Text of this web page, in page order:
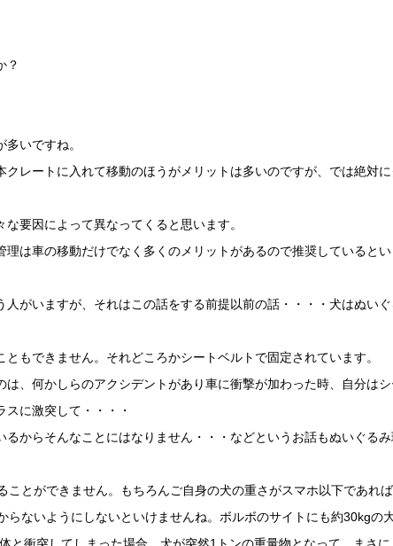
？
いですね。
レートに入れて移動のほうがメリットは多いのですが、では絶対
要因によって異なってくると思います。
は車の移動だけでなく多くのメリットがあるので推奨していると
がいますが、それはこの話をする前提以前の話・・・・犬はぬい
もできません。それどころかシートベルトで固定されています。
、何かしらのアクシデントがあり車に衝撃が加わった時、自分は
スに激突して・・・・
からそんなことにはなりません・・・などというお話もぬいぐる
とができません。もちろんご自身の犬の重さがスマホ以下であれ
ないようにしないといけませんね。ボルボのサイトにも約30kgの